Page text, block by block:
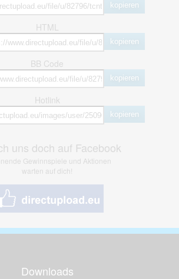
kopieren
HTML
kopieren
BB Code
kopieren
Hotlink
kopieren
uns doch auf Facebook
Gewinnspiele und Aktionen
warten auf dich!
Downloads